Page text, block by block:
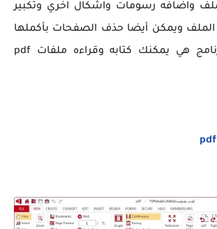
واضافه رسومات واشكال اخري وتكبير
ويمكن أيضا حذف الصفحات بأكملها
ومن مميزات البرنامج هي يمكنك كتابه وقراءه ملفات pdf